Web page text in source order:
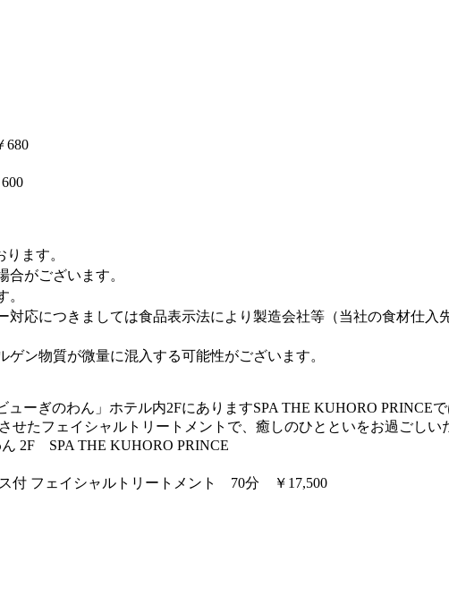
680
ます。
がございます。
応につきましては食品表示法により製造会社等（当社の食材仕
ン物質が微量に混入する可能性がございます。
ホテル内2FにありますSPA THE KUHORO PRINCE
せたフェイシャルトリートメントで、癒しのひとといをお過ごしい
2F SPA THE KUHORO PRINCE
付 フェイシャルトリートメント 70分 ￥17,500